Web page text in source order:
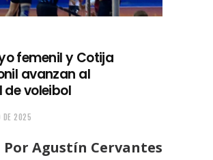
femenil y Cotija
avanzan al
voleibol
DE 2025
Por Agustín Cervantes